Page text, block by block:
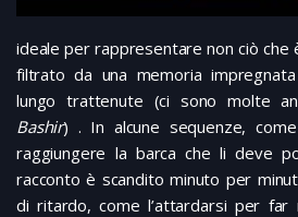
ideale per rappresentare non ciò che
filtrato da una memoria
lungo trattenute (ci sono molte
Bashir) . In alcune sequenze,
raggiungere la barca che li deve
racconto è scandito minuto per
di ritardo, come l’attardarsi per far